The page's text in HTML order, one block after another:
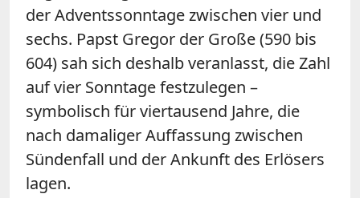
der Adventssonntage zwischen vier und
sechs. Papst Gregor der Große (590 bis
604) sah sich deshalb veranlasst, die Zahl
auf vier Sonntage festzulegen –
symbolisch für viertausend Jahre, die
nach damaliger Auffassung zwischen
Sündenfall und der Ankunft des Erlösers
lagen.